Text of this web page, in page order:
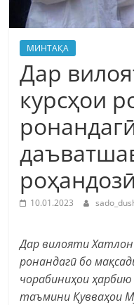
МИНТАҚА
Дар
курсҳои
10.01.2023
Дар вилояти
ронандагӣ бо
чорабиниҳои
таъмини Қувваҳои